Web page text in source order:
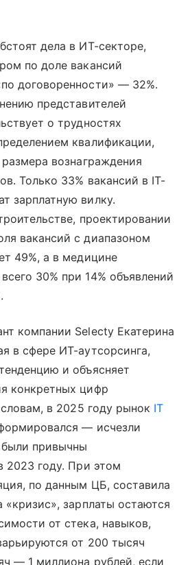
дела в ИТ-секторе,
по доле вакансий
договоренности» — 32%.
представителей
о трудностях
квалификации,
вознаграждения
Только 33% вакансий в IT-
зарплатную вилку.
проектировании
вакансий с диапазоном
49%, а в медицине
30% при 14% объявлений
компании Selecty Екатерина
в сфере ИТ-аутсорсинга,
и объясняет
конкретных цифр
в 2025 году рынок IT
— исчезли
привычны
2023 году. При этом
по данным ЦБ, составила
зарплаты остаются
от стека, навыков,
от 200 тысяч
— 1 миллиона рублей, если